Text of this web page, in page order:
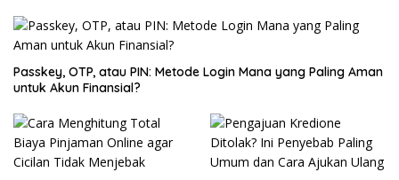
Passkey, OTP, atau PIN: Metode Login Mana yang Paling Aman
untuk Akun Finansial?